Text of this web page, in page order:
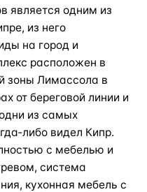
является одним из
из него
на город и
расположен в
зоны Лимассола в
от береговой линии и
из самых
видел Кипр.
с мебелью и
система
кухонная мебель с